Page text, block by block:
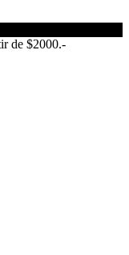
de $2000.-